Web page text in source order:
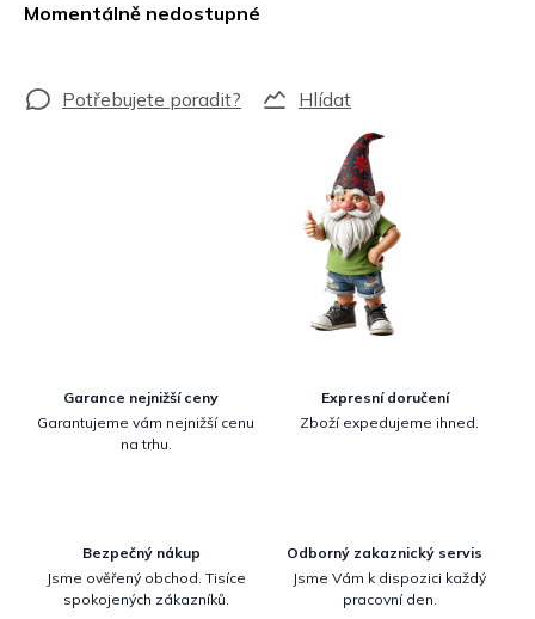
Momentálně nedostupné
Hlídat
Garance nejnižší ceny
Garantujeme vám nejnižší cenu
na trhu.
Expresní doručení
Zboží expedujeme ihned.
Bezpečný nákup
Jsme ověřený obchod. Tisíce
spokojených zákazníků.
Odborný zakaznický servis
Jsme Vám k dispozici každý
pracovní den.